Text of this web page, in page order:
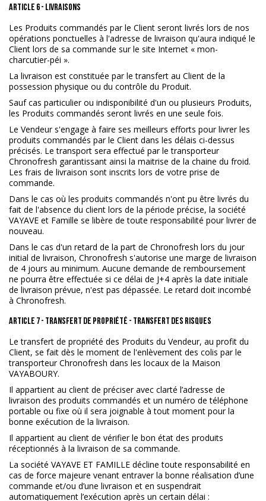
ARTICLE 6 - LIVRAISONS
Les Produits commandés par le Client seront livrés lors de nos
opérations ponctuelles à l'adresse de livraison qu'aura indiqué le
Client lors de sa commande sur le site Internet « mon-
charcutier-péi ».
La livraison est constituée par le transfert au Client de la
possession physique ou du contrôle du Produit.
Sauf cas particulier ou indisponibilité d'un ou plusieurs Produits,
les Produits commandés seront livrés en une seule fois.
Le Vendeur s'engage à faire ses meilleurs efforts pour livrer les
produits commandés par le Client dans les délais ci-dessus
précisés. Le transport sera effectué par le transporteur
Chronofresh garantissant ainsi la maitrise de la chaine du froid.
Les frais de livraison sont inscrits lors de votre prise de
commande.
Dans le cas où les produits commandés n'ont pu être livrés du
fait de l'absence du client lors de la période précise, la société
VAYAVE et Famille se libère de toute responsabilité pour livrer de
nouveau.
Dans le cas d'un retard de la part de Chronofresh lors du jour
initial de livraison, Chronofresh s'autorise une marge de livraison
de 4 jours au minimum. Aucune demande de remboursement
ne pourra être effectuée si ce délai de J+4 après la date initiale
de livraison prévue, n'est pas dépassée. Le retard doit incombé
à Chronofresh.
ARTICLE 7 - TRANSFERT DE PROPRIÉTÉ - TRANSFERT DES RISQUES
Le transfert de propriété des Produits du Vendeur, au profit du
Client, se fait dès le moment de l'enlèvement des colis par le
transporteur Chronofresh dans les locaux de la Maison
VAYABOURY.
Il appartient au client de préciser avec clarté l’adresse de
livraison des produits commandés et un numéro de téléphone
portable ou fixe où il sera joignable à tout moment pour la
bonne exécution de la livraison.
Il appartient au client de vérifier le bon état des produits
réceptionnés à la livraison de sa commande.
La société VAYAVE ET FAMILLE décline toute responsabilité en
cas de force majeure venant entraver la bonne réalisation d’une
commande et/ou d’une livraison et en suspendrait
automatiquement l’exécution après un certain délai :